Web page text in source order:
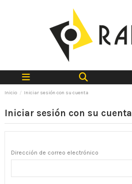
Inicio Iniciar sesión con su cuenta
Iniciar sesión con su cuenta
Dirección de correo electrónico